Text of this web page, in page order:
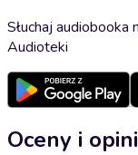
Słuchaj audiobooka
Audioteki
Oceny i